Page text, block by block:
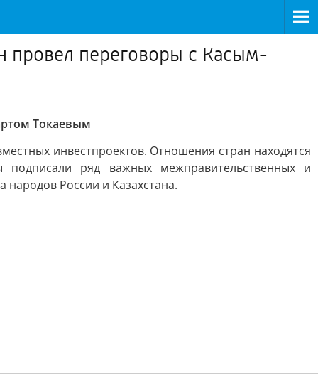
провел переговоры с Касым-
Токаевым
инвестпроектов. Отношения стран находятся
ряд важных межправительственных и
России и Казахстана.